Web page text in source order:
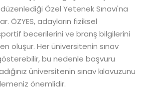
Özel Yetenek Sınavı'na
ÖZYES, adayların fiziksel
becerilerini ve branş bilgilerini
oluşur. Her üniversitenin sınav
bu nedenle başvuru
üniversitenin sınav kılavuzunu
önemlidir.